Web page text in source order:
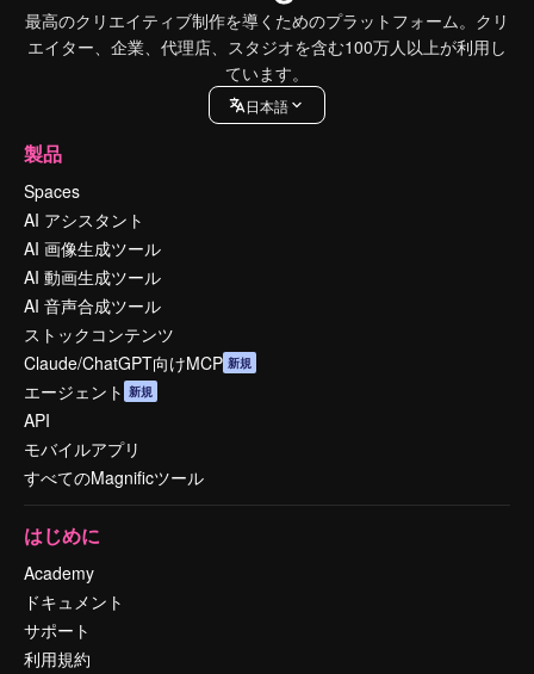
最高のクリエイティブ制作を導くためのプラットフォーム。クリ
エイター、企業、代理店、スタジオを含む100万人以上が利用し
ています。
日本語
製品
Spaces
AI アシスタント
AI 画像生成ツール
AI 動画生成ツール
AI 音声合成ツール
ストックコンテンツ
Claude/ChatGPT向けMCP 新規
エージェント 新規
API
モバイルアプリ
すべてのMagnificツール
はじめに
Academy
ドキュメント
サポート
利用規約